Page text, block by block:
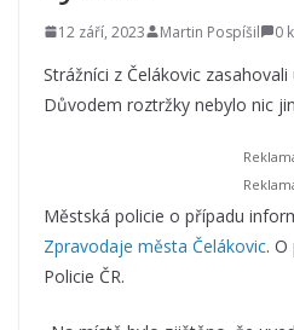
12 září, 2023 Martin Pospíšil 0
Strážníci z Čelákovic
Důvodem roztržky nebylo nic
Městská policie o případu
Zpravodaje města Čelákovic.
Policie ČR.